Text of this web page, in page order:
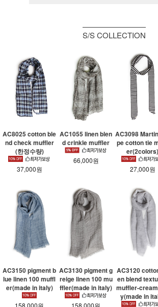
S/S COLLECTION
AC8025 cotton ble
nd check muffler
(한정수량)
37,000원
AC1055 linen blen
d crinkle muffler
66,000원
AC3098
pe cotton tie
er(2colors)
27,000원
AC3150 pigment b
lue linen 100 muffl
er(made in italy)
AC3130 pigment g
reige linen 100 mu
ffler(made in italy)
AC3120
en blend
muffler-
y(made in